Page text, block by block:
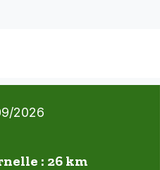
2026
: 26 km